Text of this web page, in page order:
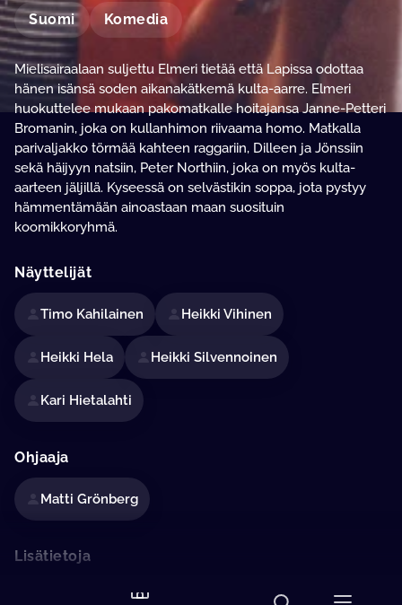
Suomi Komedia
Mielisairaalaan suljettu Elmeri tietää että Lapissa odottaa
hänen isänsä soden aikanakätkemä kulta-aarre. Elmeri
huokuttelee mukaan pakomatkalle hoitajansa Janne-Petteri
Bromanin, joka on kullanhimon riivaama homo. Matkalla
parivaljakko törmää kahteen raggariin, Dilleen ja Jönssiin
sekä häijyyn natsiin, Peter Northiin, joka on myös kulta-
aarteen jäljillä. Kyseessä on selvästikin soppa, jota pystyy
hämmentämään ainoastaan maan suosituin
koomikkoryhmä.
Näyttelijät
Timo Kahilainen Heikki Vihinen
Heikki Hela Heikki Silvennoinen
Kari Hietalahti
Ohjaaja
Matti Grönberg
Lisätietoja